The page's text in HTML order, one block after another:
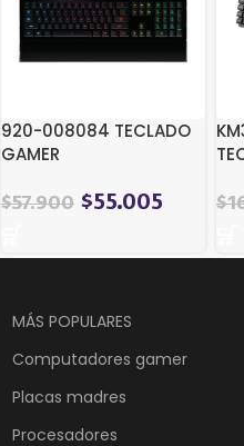
920-008084 TECLADO
GAMER
$57.900 $55.005 $
MÁS POPULARES
Computadores gamer
Placas madres
Procesadores